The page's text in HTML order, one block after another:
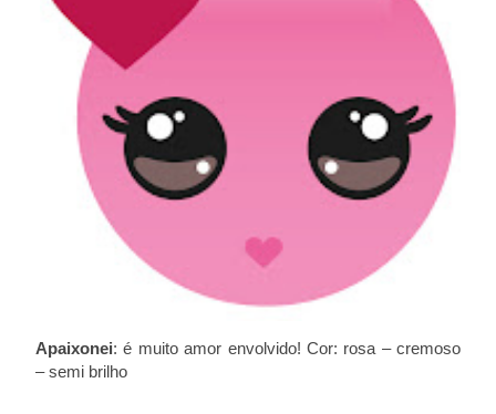
Apaixonei: é muito amor envolvido! Cor: rosa – cremoso
– semi brilho